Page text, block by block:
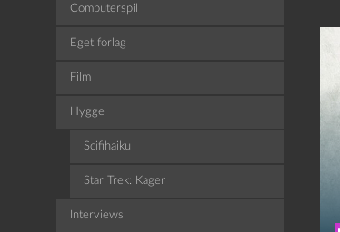
Computerspil
Eget forlag
Film
Hygge
Scifihaiku
Star Trek: Kager
Interviews